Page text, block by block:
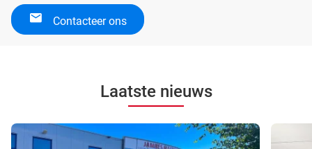
Contacteer ons
Laatste nieuws